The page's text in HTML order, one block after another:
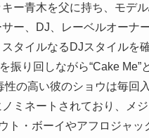
ー青木を父に持ち、モデ
ー、DJ、レーベルオーナ
タイルなるDJスタイルを
振り回しながら“Cake
の高い彼のショウは毎回
ミネートされており、メ
ト・ボーイやアフロジャ